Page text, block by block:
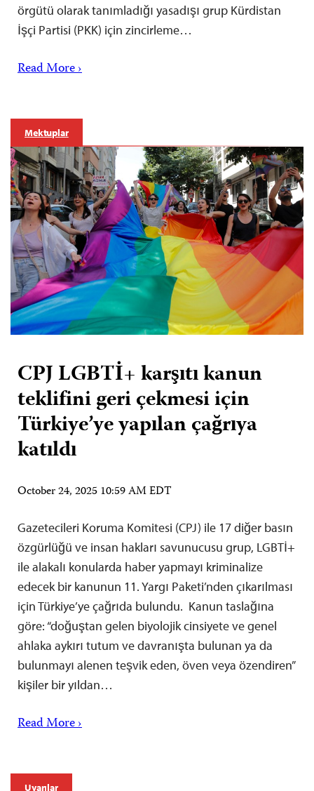
örgütü olarak tanımladığı yasadışı grup Kürdistan
İşçi Partisi (PKK) için zincirleme…
Read More ›
Mektuplar
CPJ LGBTİ+ karşıtı kanun
teklifini geri çekmesi için
Türkiye’ye yapılan çağrıya
katıldı
October 24, 2025 10:59 AM EDT
Gazetecileri Koruma Komitesi (CPJ) ile 17 diğer basın
özgürlüğü ve insan hakları savunucusu grup, LGBTİ+
ile alakalı konularda haber yapmayı kriminalize
edecek bir kanunun 11. Yargı Paketi’nden çıkarılması
için Türkiye’ye çağrıda bulundu. Kanun taslağına
göre: “doğuştan gelen biyolojik cinsiyete ve genel
ahlaka aykırı tutum ve davranışta bulunan ya da
bulunmayı alenen teşvik eden, öven veya özendiren”
kişiler bir yıldan…
Read More ›
Uyarılar